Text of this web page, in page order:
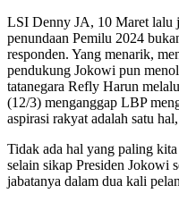
LSI Denny JA, 10 Maret lalu
penundaan Pemilu 2024
responden. Yang menarik,
pendukung Jokowi pun
tatanegara Refly Harun
(12/3) menganggap LBP
aspirasi rakyat adalah satu
Tidak ada hal yang paling
selain sikap Presiden Jokowi
jabatanya dalam dua kali